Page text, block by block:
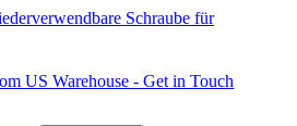
Schraube für
US Warehouse - Get in Touch